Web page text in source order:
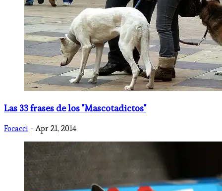
Las 33 frases de los "Mascotadictos"
Focacci - Apr 21, 2014